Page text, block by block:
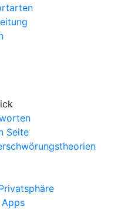
Seite